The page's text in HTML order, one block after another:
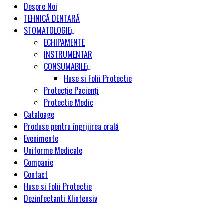
Despre Noi
TEHNICĂ DENTARĂ
STOMATOLOGIE
ECHIPAMENTE
INSTRUMENTAR
CONSUMABILE
Huse si Folii Protectie
Protecție Pacienți
Protectie Medic
Cataloage
Produse pentru îngrijirea orală
Evenimente
Uniforme Medicale
Companie
Contact
Huse si Folii Protectie
Dezinfectanti Klintensiv